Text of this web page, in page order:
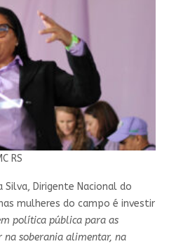
RS
Silva, Dirigente Nacional do
mulheres do campo é investir
política pública para as
na soberania alimentar, na